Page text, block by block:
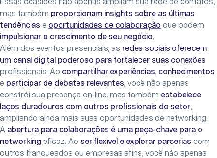
Essas ocasiões não apenas ampliam sua rede de contatos,
mas também proporcionam insights sobre as últimas
tendências e oportunidades de colaboração que podem
impulsionar o crescimento de seu negócio.
Além dos eventos presenciais, as redes sociais oferecem
um canal digital poderoso para fortalecer suas conexões
profissionais. Ao compartilhar experiências, conhecimentos
e participar de debates relevantes, você não apenas
constrói sua presença on-line, mas também estabelece
laços duradouros com outros profissionais do setor,
ampliando ainda mais suas oportunidades de networking.
A abertura para colaborações é uma peça-chave para o
networking eficaz. Ao ser flexível e explorar parcerias com
outros franqueados ou empresas afins, você não apenas